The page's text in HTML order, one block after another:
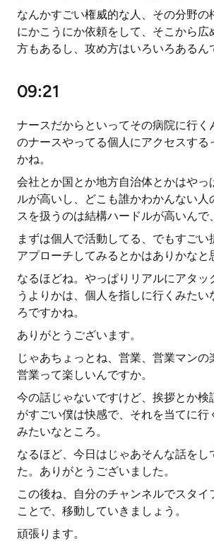
なんかすごい権威的な人、その分野の
にかこうにか依頼をして、そこから広
方もあるし、攻め方はいろいろあるん
09:21
ナースだからといってその病院に行く
のナースやってる個人にアクセスする
かね。
会社とか国とか地方自治体とかはやっ
ルが高いし、どこも誰かわかんない人
スを扱うのは結構ハードルが高いんで、
まずは個人で活動してる、でもすごい
アプローチしてみるとかはありかなと
なるほどね。やっぱりリアルにアタッ
うよりかは、個人を指しに行くみたい
ろですかね。
ありがとうございます。
じゃあちょっとね、営業、営業マンの
営業って楽しいんですか。
今の話じゃないですけど、挨拶とか検
がすごい僕は快感で、それを当てに行
みたいなところ。
なるほど、今日はじゃあそんな話をし
た。ありがとうございました。
この後ね、自分のチャンネルでスタイ
ことで、移動していきましょう。
頑張ります。